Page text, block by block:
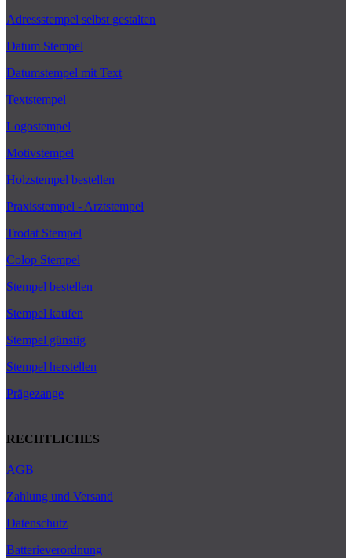
Adressstempel selbst gestalten
Datum Stempel
Datumstempel mit Text
Textstempel
Logostempel
Motivstempel
Holzstempel bestellen
Praxisstempel - Arztstempel
Trodat Stempel
Colop Stempel
Stempel bestellen
Stempel kaufen
Stempel günstig
Stempel herstellen
Prägezange
RECHTLICHES
AGB
Zahlung und Versand
Datenschutz
Batterieverordnung